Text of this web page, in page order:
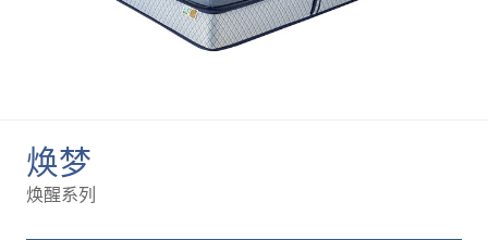
焕梦
焕醒系列